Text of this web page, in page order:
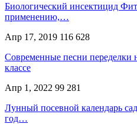
Биологический инсектицид
применению,…
Апр 17, 2019 116 628
Современные песни переделки
классе
Апр 1, 2022 99 281
Лунный посевной календарь
год…